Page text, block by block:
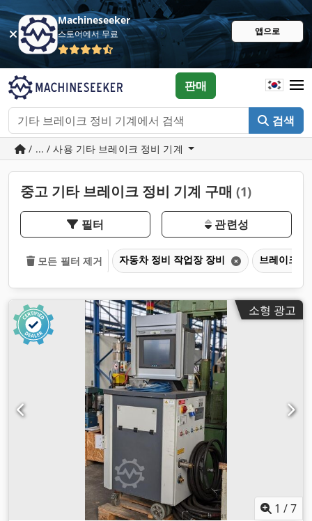
Machineseeker
스토어에서 무료 앱으로
검색
판매
/ ... / 사용 기타 브레이크 정비 기계
중고 기타 브레이크 정비 기계 구매 (1)
필터 관련성
모든 필터 제거 자동차 정비 작업장 장비 브레이크
소형 광고
1 /7